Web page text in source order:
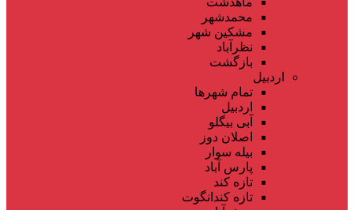
محمدشهر
مشکین شهر
نظرآباد
بازگشت
اردبیل
تمام شهر‌ها
اردبیل
آبی بیگلو
اصلان دوز
بیله سوار
پارس آباد
تازه کند
تازه کندانگوت